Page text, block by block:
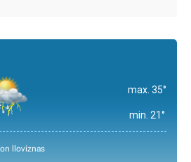
max. 35°
min. 21°
lloviznas